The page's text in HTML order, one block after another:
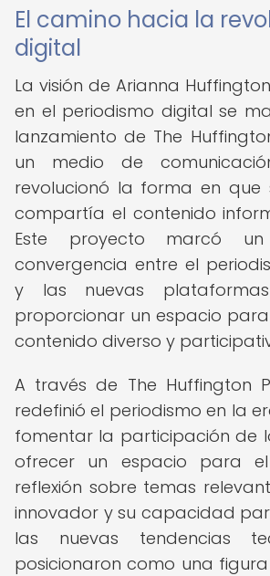
El camino hacia la
digital
La visión de Arianna
en el periodismo digital se
lanzamiento de The
un medio de
revolucionó la forma en que
compartía el contenido
Este proyecto marcó
convergencia entre el
y las nuevas
proporcionar un espacio
contenido diverso y
A través de The Huffington
redefinió el periodismo en la
fomentar la participación de
ofrecer un espacio para
reflexión sobre temas
innovador y su capacidad
las nuevas tendencias
posicionaron como una